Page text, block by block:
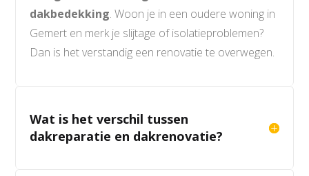
dakbedekking. Woon je in een oudere woning in
Gemert en merk je slijtage of isolatieproblemen?
Dan is het verstandig een renovatie te overwegen.
Wat is het verschil tussen
dakreparatie en dakrenovatie?